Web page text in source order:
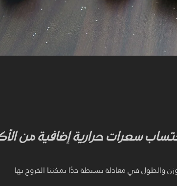
سعرات حرارية إضافية من
في معادلة بسيطة جدًا يمكننا الخروج بها